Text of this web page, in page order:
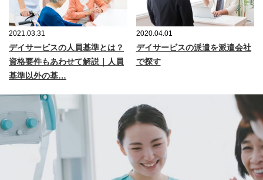
2021.03.31
デイサービスの人員基準とは？
資格要件もあわせて解説｜人員
基準以外の基…
2020.04.01
デイサービスの派遣を派遣会社
で探す